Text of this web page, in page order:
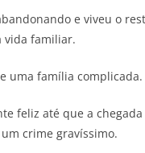
e viveu o
vida familiar.
uma família complicada.
feliz até que a
crime gravíssimo.